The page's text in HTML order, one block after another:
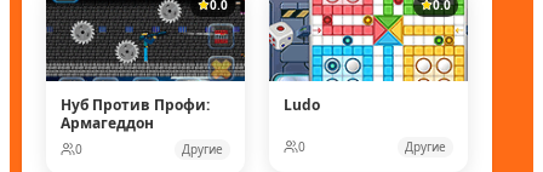
0.0
Нуб Против Профи:
Армагеддон
0 Другие
0.0
Ludo
0 Другие